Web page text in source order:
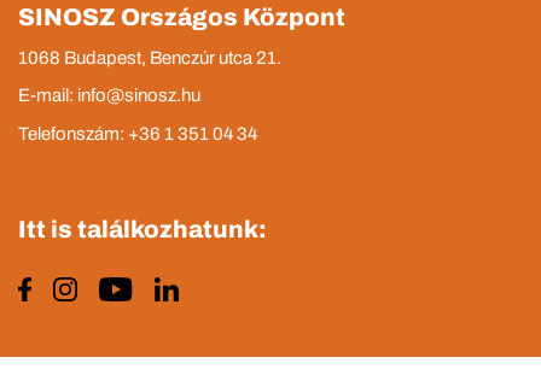
SINOSZ Országos Központ
1068 Budapest, Benczúr utca 21.
E-mail: info@sinosz.hu
Telefonszám: +36 1 351 04 34
Itt is találkozhatunk: